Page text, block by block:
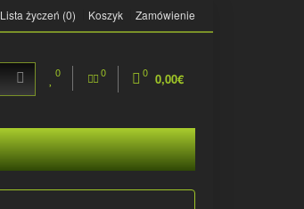
Lista życzeń (0) Koszyk Zamówienie
0 0 0 0,00€